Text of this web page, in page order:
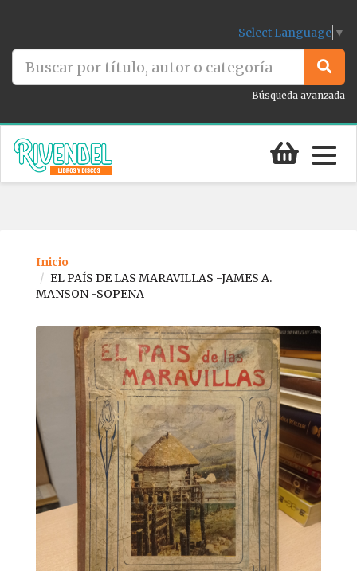
Select Language ▼
Búsqueda avanzada
Inicio
EL PAÍS DE LAS MARAVILLAS -JAMES A.
MANSON -SOPENA